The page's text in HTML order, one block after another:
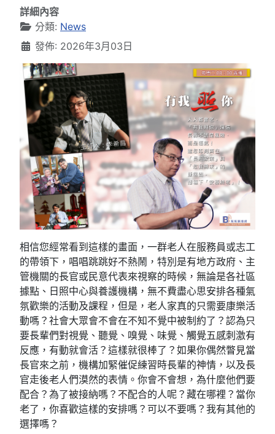
詳細內容
分類: News
發佈: 2026年3月03日
相信您經常看到這樣的畫面，一群老人在服務員或志工
的帶領下，唱唱跳跳好不熱鬧，特別是有地方政府、主
管機關的長官或民意代表來視察的時候，無論是各社區
據點、日照中心與養護機構，無不費盡心思安排各種氣
氛歡樂的活動及課程，但是，老人家真的只需要康樂活
動嗎？社會大眾會不會在不知不覺中被制約了？認為只
要長輩們對視覺、聽覺、嗅覺、味覺、觸覺五感刺激有
反應，有動就會活？這樣就很棒了？如果你偶然瞥見當
長官來之前，機構加緊催促練習時長輩的神情，以及長
官走後老人們漠然的表情。你會不會想，為什麼他們要
配合？為了被接納嗎？不配合的人呢？藏在哪裡？當你
老了，你喜歡這樣的安排嗎？可以不要嗎？我有其他的
選擇嗎？